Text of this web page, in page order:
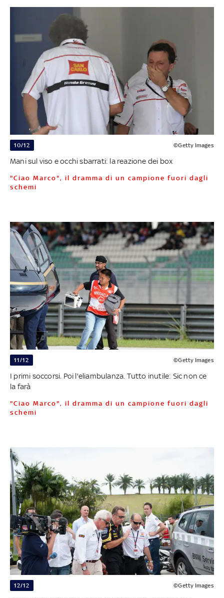
10/12 ©Getty Images
Mani sul viso e occhi sbarrati: la reazione dei box
"Ciao Marco", il dramma di un campione fuori dagli
schemi
11/12 ©Getty Images
I primi soccorsi. Poi l'eliambulanza. Tutto inutile: Sic non ce
la farà
"Ciao Marco", il dramma di un campione fuori dagli
schemi
12/12 ©Getty Images